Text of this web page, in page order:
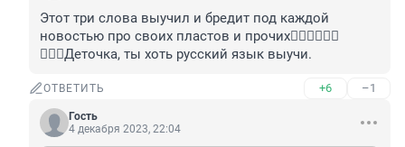
Этот три слова выучил и бредит под каждой
новостью про своих пластов и прочих🤦🏻‍♂️🤦🏻‍♂️
🤦🏻‍♂️Деточка, ты хоть русский язык выучи.
ОТВЕТИТЬ +6 –1
Гость
4 декабря 2023, 22:04